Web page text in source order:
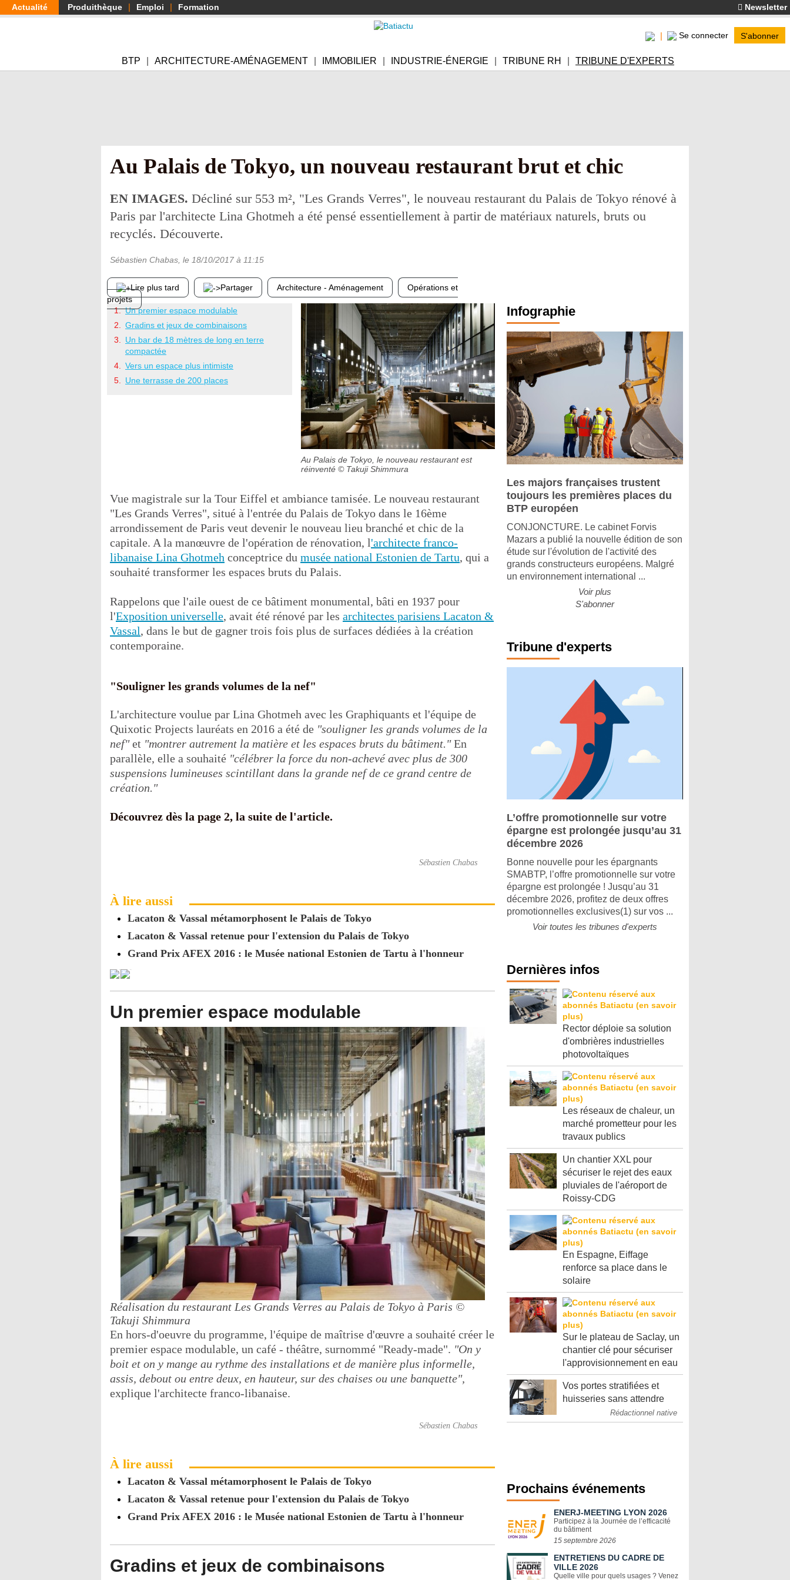
Aller
au
Actualité Produithèque Emploi Formation Newsletter
Se connecter S'abonner
BTP ARCHITECTURE-AMÉNAGEMENT IMMOBILIER INDUSTRIE-ÉNERGIE TRIBUNE RH TRIBUNE D'EXPERTS
Au Palais de Tokyo, un nouveau restaurant brut et chic
EN IMAGES. Décliné sur 553 m², "Les Grands Verres", le nouveau restaurant du Palais de Tokyo rénové à
Paris par l'architecte Lina Ghotmeh a été pensé essentiellement à partir de matériaux naturels, bruts ou
recyclés. Découverte.
Sébastien Chabas , le 18/10/2017 à 11:15
Lire plus tard Partager Architecture - Aménagement
Opérations et
projets
Au Palais de Tokyo, le nouveau restaurant est
réinventé © Takuji Shimmura
Un premier espace modulable
Gradins et jeux de combinaisons
Un bar de 18 mètres de long en terre
compactée
Vers un espace plus intimiste
Une terrasse de 200 places
Vue magistrale sur la Tour Eiffel et ambiance tamisée. Le nouveau restaurant
"Les Grands Verres", situé à l'entrée du Palais de Tokyo dans le 16ème
arrondissement de Paris veut devenir le nouveau lieu branché et chic de la
capitale. A la manœuvre de l'opération de rénovation, l'architecte franco-
libanaise Lina Ghotmeh conceptrice du musée national Estonien de Tartu, qui a
souhaité transformer les espaces bruts du Palais.
Rappelons que l'aile ouest de ce bâtiment monumental, bâti en 1937 pour
l'Exposition universelle, avait été rénové par les architectes parisiens Lacaton &
Vassal, dans le but de gagner trois fois plus de surfaces dédiées à la création
contemporaine.
"Souligner les grands volumes de la nef"
L'architecture voulue par Lina Ghotmeh avec les Graphiquants et l'équipe de
Quixotic Projects lauréats en 2016 a été de "souligner les grands volumes de la
nef"et "montrer autrement la matière et les espaces bruts du bâtiment."En
parallèle, elle a souhaité "célébrer la force du non-achevé avec plus de 300
suspensions lumineuses scintillant dans la grande nef de ce grand centre de
création."
Découvrez dès la page 2, la suite de l'article.
Sébastien Chabas
À lire aussi
Lacaton & Vassal métamorphosent le Palais de Tokyo
Lacaton & Vassal retenue pour l'extension du Palais de Tokyo
Grand Prix AFEX 2016 : le Musée national Estonien de Tartu à l'honneur
Un premier espace modulable
Réalisation du restaurant Les Grands Verres au Palais de Tokyo à Paris ©
Takuji Shimmura
En hors-d'oeuvre du programme, l'équipe de maîtrise d'œuvre a souhaité créer le
premier espace modulable, un café - théâtre, surnommé "Ready-made". "On y
boit et on y mange au rythme des installations et de manière plus informelle,
assis, debout ou entre deux, en hauteur, sur des chaises ou une banquette",
explique l'architecte franco-libanaise.
Sébastien Chabas
À lire aussi
Lacaton & Vassal métamorphosent le Palais de Tokyo
Lacaton & Vassal retenue pour l'extension du Palais de Tokyo
Grand Prix AFEX 2016 : le Musée national Estonien de Tartu à l'honneur
Gradins et jeux de combinaisons
Infographie
Les majors françaises trustent
toujours les premières places du
BTP européen
CONJONCTURE. Le cabinet Forvis
Mazars a publié la nouvelle édition de son
étude sur l'évolution de l'activité des
grands constructeurs européens. Malgré
un environnement international ...
Voir plus
S'abonner
Tribune d'experts
L’offre promotionnelle sur votre
épargne est prolongée jusqu’au 31
décembre 2026
Bonne nouvelle pour les épargnants
SMABTP, l’offre promotionnelle sur votre
épargne est prolongée ! Jusqu’au 31
décembre 2026, profitez de deux offres
promotionnelles exclusives(1) sur vos ...
Voir toutes les tribunes d'experts
Dernières infos
Rector déploie sa solution
d'ombrières industrielles
photovoltaïques
Les réseaux de chaleur, un
marché prometteur pour les
travaux publics
Un chantier XXL pour
sécuriser le rejet des eaux
pluviales de l'aéroport de
Roissy-CDG
En Espagne, Eiffage
renforce sa place dans le
solaire
Sur le plateau de Saclay, un
chantier clé pour sécuriser
l'approvisionnement en eau
Vos portes stratifiées et
huisseries sans attendre
Rédactionnel native
Prochains événements
ENERJ-MEETING LYON 2026
Participez à la Journée de l’efficacité
du bâtiment
15 septembre 2026
ENTRETIENS DU CADRE DE
VILLE 2026
Quelle ville pour quels usages ? Venez